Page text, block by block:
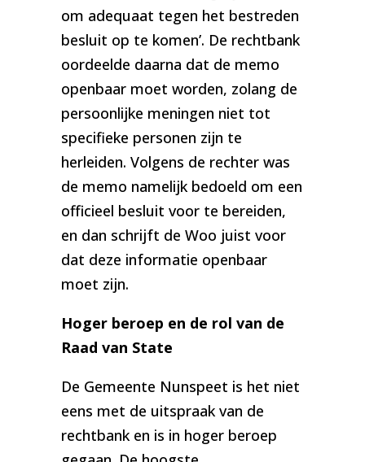
om adequaat tegen het bestreden
besluit op te komen’. De rechtbank
oordeelde daarna dat de memo
openbaar moet worden, zolang de
persoonlijke meningen niet tot
specifieke personen zijn te
herleiden. Volgens de rechter was
de memo namelijk bedoeld om een
officieel besluit voor te bereiden,
en dan schrijft de Woo juist voor
dat deze informatie openbaar
moet zijn.
Hoger beroep en de rol van de
Raad van State
De Gemeente Nunspeet is het niet
eens met de uitspraak van de
rechtbank en is in hoger beroep